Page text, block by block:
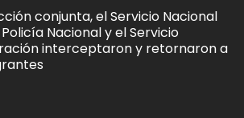
conjunta, el Servicio Nacional
Nacional y el Servicio
interceptaron y retornaron a